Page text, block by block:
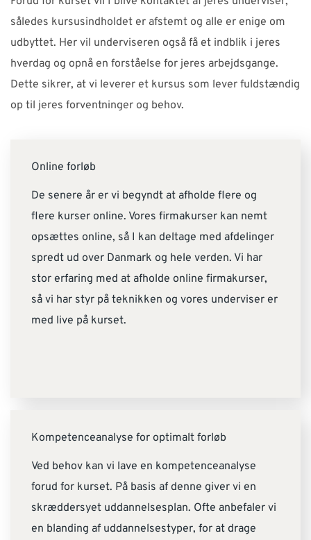
således kursusindholdet er afstemt og alle er enige om
udbyttet. Her vil underviseren også få et indblik i jeres
hverdag og opnå en forståelse for jeres arbejdsgange.
Dette sikrer, at vi leverer et kursus som lever fuldstændig
op til jeres forventninger og behov.
Online forløb
De senere år er vi begyndt at afholde flere og
flere kurser online. Vores firmakurser kan nemt
opsættes online, så I kan deltage med afdelinger
spredt ud over Danmark og hele verden. Vi har
stor erfaring med at afholde online firmakurser,
så vi har styr på teknikken og vores underviser er
med live på kurset.
Kompetenceanalyse for optimalt forløb
Ved behov kan vi lave en kompetenceanalyse
forud for kurset. På basis af denne giver vi en
skræddersyet uddannelsesplan. Ofte anbefaler vi
en blanding af uddannelsestyper, for at drage